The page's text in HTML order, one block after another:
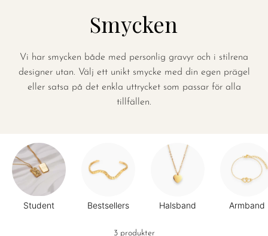
Smycken
Vi har smycken både med personlig gravyr och i stilrena
designer utan. Välj ett unikt smycke med din egen prägel
eller satsa på det enkla uttrycket som passar för alla
tillfällen.
Student Bestsellers Halsband Armband
3 produkter